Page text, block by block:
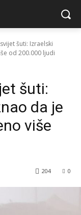
šuti: Izraelski
od 200.000 ljudi
šuti:
da je
više
0
204